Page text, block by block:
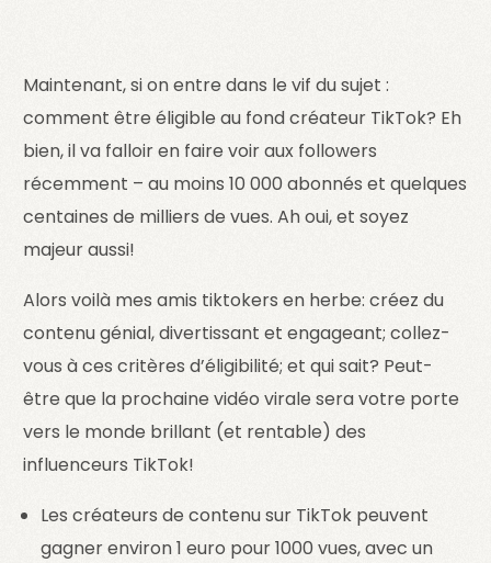
Maintenant, si on entre dans le vif du sujet :
comment être éligible au fond créateur TikTok? Eh
bien, il va falloir en faire voir aux followers
récemment – au moins 10 000 abonnés et quelques
centaines de milliers de vues. Ah oui, et soyez
majeur aussi!
Alors voilà mes amis tiktokers en herbe: créez du
contenu génial, divertissant et engageant; collez-
vous à ces critères d’éligibilité; et qui sait? Peut-
être que la prochaine vidéo virale sera votre porte
vers le monde brillant (et rentable) des
influenceurs TikTok!
Les créateurs de contenu sur TikTok peuvent
gagner environ 1 euro pour 1000 vues, avec un